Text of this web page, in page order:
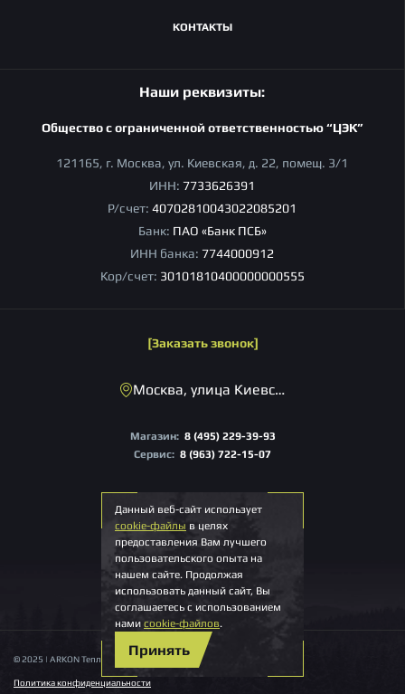
Наши реквизиты:
Общество с ограниченной ответственностью “ЦЭК”
121165, г. Москва, ул. Киевская, д. 22, помещ. 3/1
ИНН: 7733626391
Р/счет: 40702810043022085201
Банк: ПАО «Банк ПСБ»
ИНН банка: 7744000912
Кор/счет: 30101810400000000555
КОНТАКТЫ
Заказать звонок
Москва, улица Киевская, 22
Магазин: 8 (495) 229-39-93
Сервис: 8 (963) 722-15-07
info@arkonoptics.ru
© 2025 | ARKON Тепловизионные системы | Все права защищены
Политика конфиденциальности
Данный веб-сайт использует
cookie-файлы в целях
предоставления Вам лучшего
пользовательского опыта на
нашем сайте. Продолжая
использовать данный сайт, Вы
соглашаетесь с использованием
нами cookie-файлов.
Принять